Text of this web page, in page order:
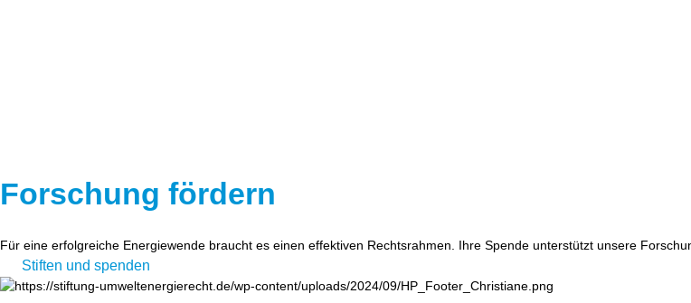
Forschung fördern
Für eine erfolgreiche Energiewende braucht es einen effektiven Rechtsrahmen. Ihre Spende unterstützt unsere
Stiften und spenden